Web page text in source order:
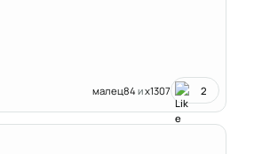
малец84 иx1307 2